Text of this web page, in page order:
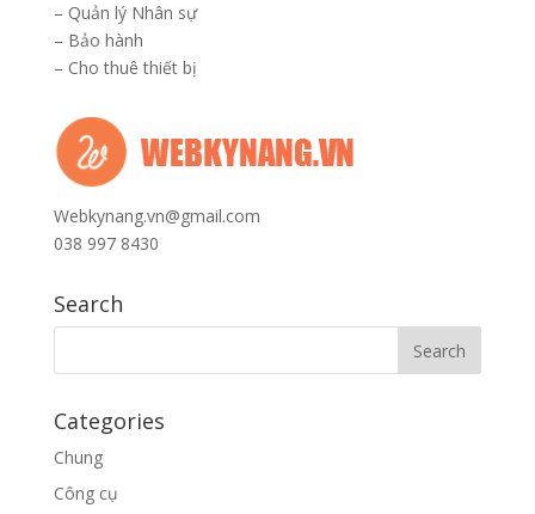
– Quản lý Nhân sự
– Bảo hành
– Cho thuê thiết bị
Webkynang.vn@gmail.com
038 997 8430
Search
Categories
Chung
Công cụ